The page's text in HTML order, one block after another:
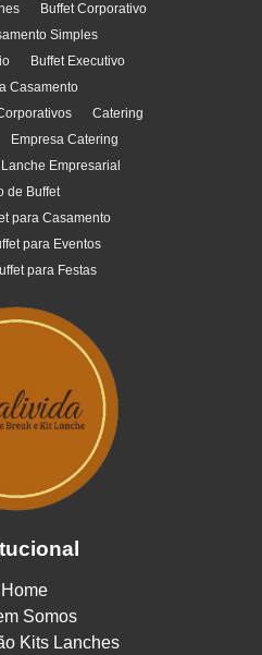
Buffet Corporativo
Simples
Buffet Executivo
Casamento
Catering
Empresa Catering
Lanche Empresarial
de Buffet
para Casamento
para Eventos
para Festas
Home
Somos
Kits Lanches